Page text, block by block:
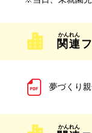
関連
夢づくり